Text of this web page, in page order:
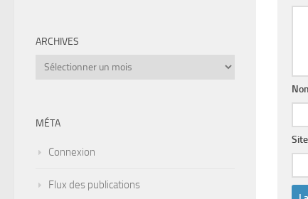
ARCHIVES
Archives
MÉTA
Connexion
Flux des publications